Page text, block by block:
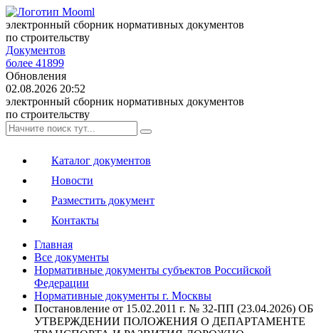
электронный сборник нормативных документов
по строительству
Документов
более 41899
Обновления
02.08.2026 20:52
электронный сборник нормативных документов
по строительству
Каталог документов
Новости
Разместить документ
Контакты
Главная
Все документы
Нормативные документы субъектов Российской
Федерации
Нормативные документы г. Москвы
Постановление от 15.02.2011 г. № 32-ПП (23.04.2026) ОБ
УТВЕРЖДЕНИИ ПОЛОЖЕНИЯ О ДЕПАРТАМЕНТЕ